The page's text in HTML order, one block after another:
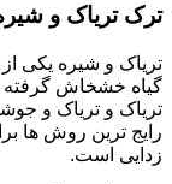
ترک تریاک و
تریاک و شیره یکی از
گیاه خشخاش گرفته
تریاک و تریاک و
رایج ترین روش ها
زدایی است.